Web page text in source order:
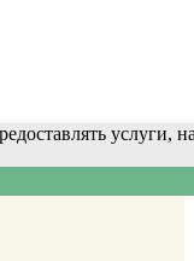
услуги,